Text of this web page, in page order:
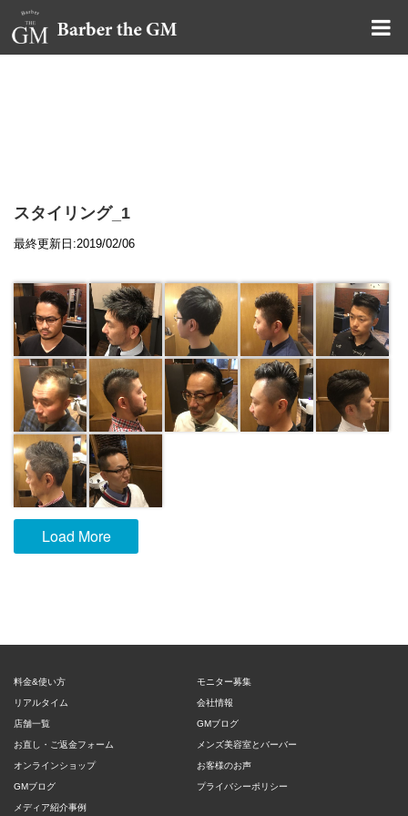
スタイリング_1
最終更新日:2019/02/06
Load More
料金&使い方
リアルタイム
店舗一覧
お直し・ご返金フォーム
オンラインショップ
GMブログ
メディア紹介事例
モニター募集
会社情報
GMブログ
メンズ美容室とバーバー
お客様のお声
プライバシーポリシー